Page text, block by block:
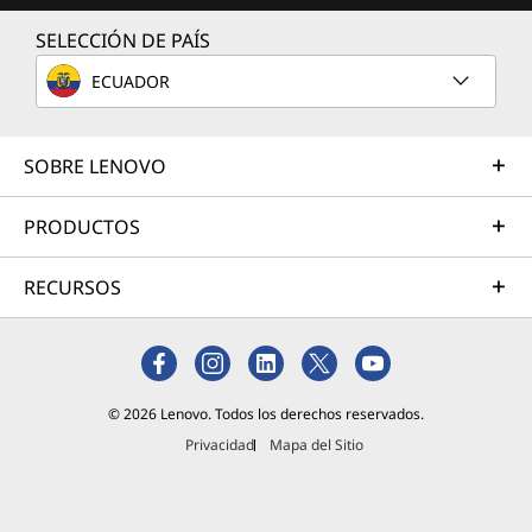
SELECCIÓN DE PAÍS
ECUADOR
SOBRE LENOVO
PRODUCTOS
RECURSOS
© 2026 Lenovo. Todos los derechos reservados.
Privacidad
Mapa del Sitio